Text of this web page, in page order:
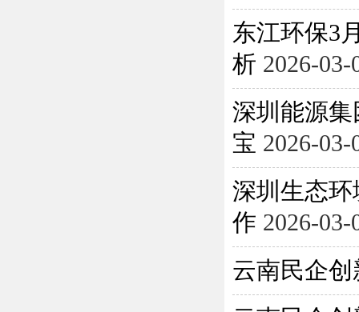
东江环保3
析 2026-03-
深圳能源
宝 2026-03-
深圳生态
作 2026-03-
云南民企